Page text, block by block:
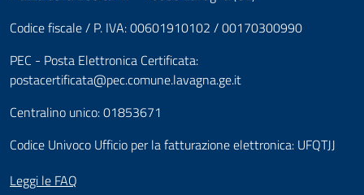
Codice fiscale / P. IVA: 00601910102 / 00170300990
PEC - Posta Elettronica Certificata:
postacertificata@pec.comune.lavagna.ge.it
Centralino unico: 01853671
Codice Univoco Ufficio per la fatturazione elettronica: UFQTJJ
Leggi le FAQ